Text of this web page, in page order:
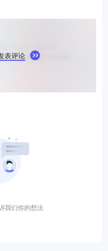
表评论
我们你的想法